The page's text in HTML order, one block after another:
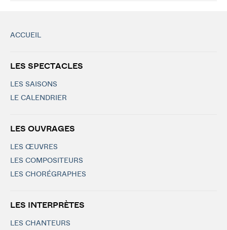
ACCUEIL
LES SPECTACLES
LES SAISONS
LE CALENDRIER
LES OUVRAGES
LES ŒUVRES
LES COMPOSITEURS
LES CHORÉGRAPHES
LES INTERPRÈTES
LES CHANTEURS